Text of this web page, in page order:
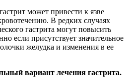
может привести к язве
В редких случаях
гастрита могут повысить
если присутствует значительное
желудка и изменения в ее
вариант лечения гастрита.